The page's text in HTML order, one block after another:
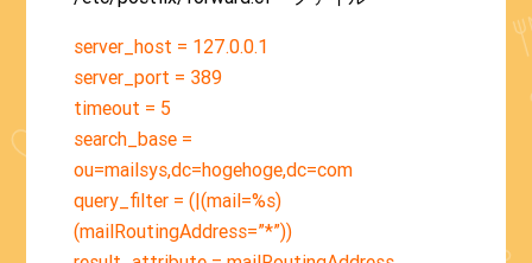
server_host = 127.0.0.1
server_port = 389
timeout = 5
search_base =
ou=mailsys,dc=hogehoge,dc=com
query_filter = (|(mail=%s)
(mailRoutingAddress=”*”))